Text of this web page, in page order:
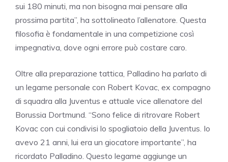
sui 180 minuti, ma non bisogna mai pensare alla
prossima partita”, ha sottolineato l’allenatore. Questa
filosofia è fondamentale in una competizione così
impegnativa, dove ogni errore può costare caro.
Oltre alla preparazione tattica, Palladino ha parlato di
un legame personale con Robert Kovac, ex compagno
di squadra alla Juventus e attuale vice allenatore del
Borussia Dortmund. “Sono felice di ritrovare Robert
Kovac con cui condivisi lo spogliatoio della Juventus. Io
avevo 21 anni, lui era un giocatore importante”, ha
ricordato Palladino. Questo legame aggiunge un